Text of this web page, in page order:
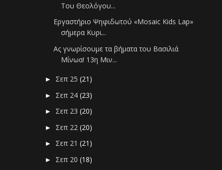
Του Θεολόγου...
Εργαστήριο Ψηφιδωτού «Μosaic Κids Lap»
σήμερα Κυρι...
Ας γνωρίσουμε τα βήματα του Βασιλιά
Μίνωα! 13η Μιν...
► Σεπ 25(21)
► Σεπ 24(23)
► Σεπ 23(20)
► Σεπ 22(20)
► Σεπ 21(21)
► Σεπ 20(18)